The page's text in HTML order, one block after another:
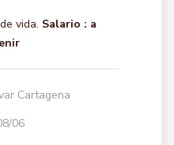
vida. Salario : a
Cartagena
06